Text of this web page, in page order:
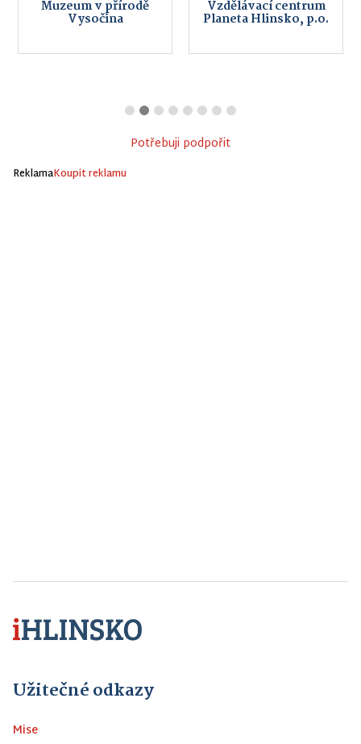
Muzeum v přírodě
Vysočina
Vzdělávací centrum
Planeta Hlinsko, p.o.
Potřebuji podpořit
ReklamaKoupit reklamu
Užitečné odkazy
Mise